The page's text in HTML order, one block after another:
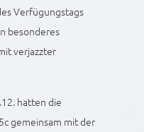
Verfügungstags
besonderes
verjazzter
hatten die
gemeinsam mit der